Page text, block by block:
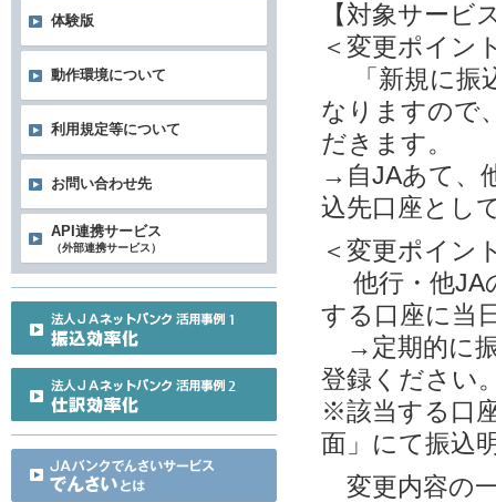
【対象サービ
＜変更ポイン
「新規に振
なりますので
だきます。
→自JAあて、
込先口座とし
＜変更ポイン
他行・他JA
する口座に当
→定期的に振
登録ください
※該当する口
面」にて振込
変更内容の
体験版
動作環境について
利用規定等について
お問い合わせ先
API連携サービス
（外部連携サービス）